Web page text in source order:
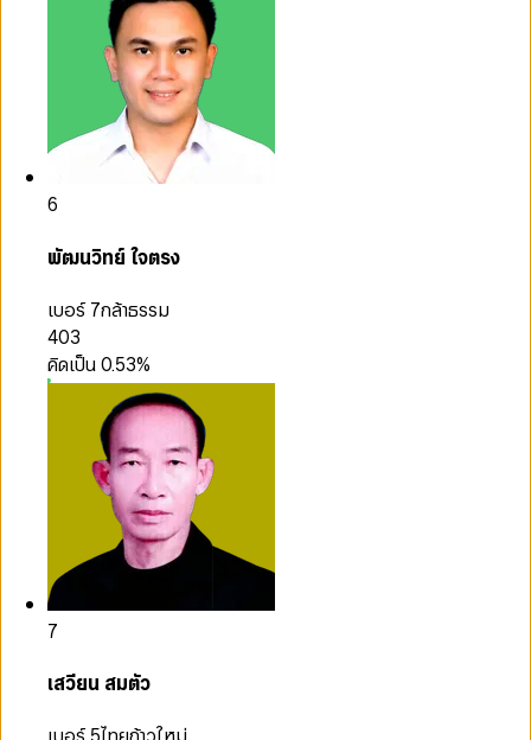
6
พัฒนวิทย์ ใจตรง
เบอร์ 7กล้าธรรม
403
คิดเป็น0.53%
7
เสวียน สมตัว